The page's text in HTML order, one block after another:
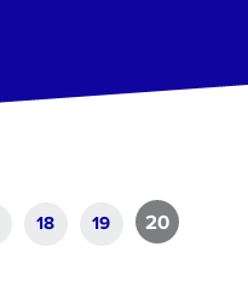
18 19 20